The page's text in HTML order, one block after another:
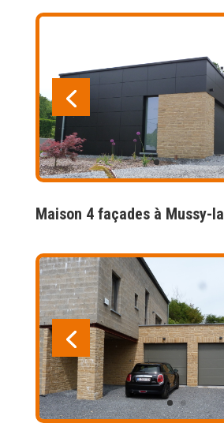
Maison 4 façades à Mussy-